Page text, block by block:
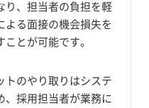
り、担当者の負担を軽
よる面接の機会損失を
とが可能です。
トのやり取りはシステ
、採用担当者が業務に